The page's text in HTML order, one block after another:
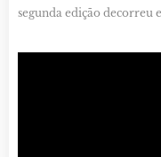
segunda edição decorreu